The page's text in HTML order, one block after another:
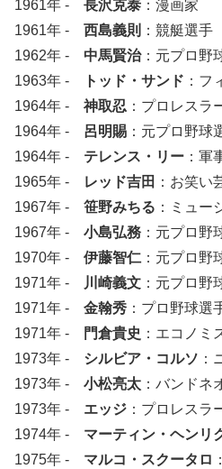
1961年 - 長沢克泰 ：漫画家
1961年 - 西島義則 ：競艇選手
1962年 - 中馬賢治：元プロ野
1963年 -
トッド・サンド ：フ
1964年 - 神取忍 ：プロレスラ
1964年 - 呂明賜 ：元プロ野球
1964年 - テレンス・リー ：軍
1965年 -
レッド吉田 ：お笑い
1967年 - 笹野みちる ：ミュー
1967年 - 小島弘務 ：元プロ野
1970年 - 伊藤智仁：元プロ野
1971年 -
川崎義文 ：元プロ野
1971年 - 金翰秀 ：プロ野球選
1971年 -
門倉貴史 ：エコノミ
1973年 - シルビア・コルソ ：
1973年 - 小松亮太 ：バンドネ
1973年 - エッジ ：プロレスラ
1974年 - マーティン・ヘンリ
1975年 - マルコ・スクータロ